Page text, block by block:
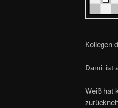
Kollegen
Damit ist
Weiß hat